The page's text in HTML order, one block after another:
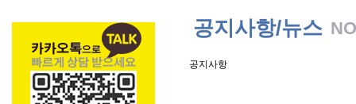
공지사항/뉴스
공지사항